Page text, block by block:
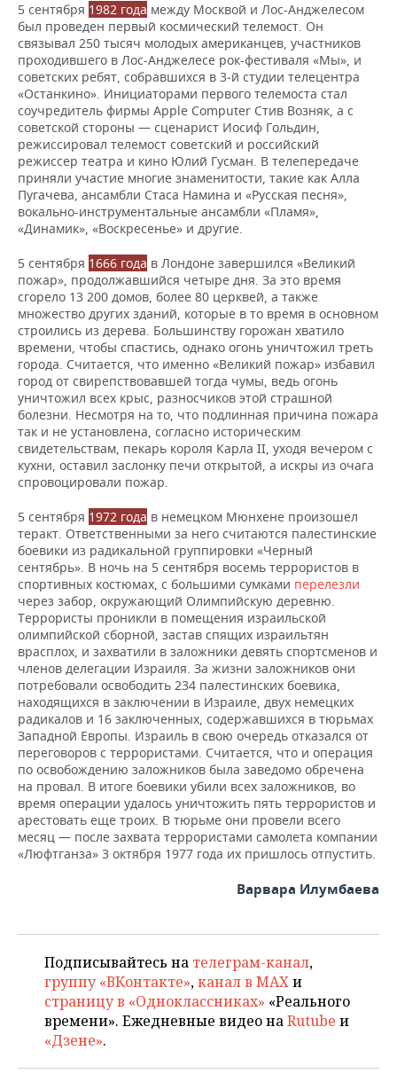
5 сентября 1982 года между Москвой и Лос-Анджелесом
был проведен первый космический телемост. Он
связывал 250 тысяч молодых американцев, участников
проходившего в Лос-Анджелесе рок-фестиваля «Мы», и
советских ребят, собравшихся в 3‑й студии телецентра
«Останкино». Инициаторами первого телемоста стал
соучредитель фирмы Apple Computer Стив Возняк, а с
советской стороны — сценарист Иосиф Гольдин,
режиссировал телемост советский и российский
режиссер театра и кино Юлий Гусман. В телепередаче
приняли участие многие знаменитости, такие как Алла
Пугачева, ансамбли Стаса Намина и «Русская песня»,
вокально-инструментальные ансамбли «Пламя»,
«Динамик», «Воскресенье» и другие.
5 сентября 1666 года в Лондоне завершился «Великий
пожар», продолжавшийся четыре дня. За это время
сгорело 13 200 домов, более 80 церквей, а также
множество других зданий, которые в то время в основном
строились из дерева. Большинству горожан хватило
времени, чтобы спастись, однако огонь уничтожил треть
города. Считается, что именно «Великий пожар» избавил
город от свирепствовавшей тогда чумы, ведь огонь
уничтожил всех крыс, разносчиков этой страшной
болезни. Несмотря на то, что подлинная причина пожара
так и не установлена, согласно историческим
свидетельствам, пекарь короля Карла II, уходя вечером с
кухни, оставил заслонку печи открытой, а искры из очага
спровоцировали пожар.
5 сентября 1972 года в немецком Мюнхене произошел
теракт. Ответственными за него считаются палестинские
боевики из радикальной группировки «Черный
сентябрь». В ночь на 5 сентября восемь террористов в
спортивных костюмах, с большими сумками перелезли
через забор, окружающий Олимпийскую деревню.
Террористы проникли в помещения израильской
олимпийской сборной, застав спящих израильтян
врасплох, и захватили в заложники девять спортсменов и
членов делегации Израиля. За жизни заложников они
потребовали освободить 234 палестинских боевика,
находящихся в заключении в Израиле, двух немецких
радикалов и 16 заключенных, содержавшихся в тюрьмах
Западной Европы. Израиль в свою очередь отказался от
переговоров с террористами. Считается, что и операция
по освобождению заложников была заведомо обречена
на провал. В итоге боевики убили всех заложников, во
время операции удалось уничтожить пять террористов и
арестовать еще троих. В тюрьме они провели всего
месяц — после захвата террористами самолета компании
«Люфтганза» 3 октября 1977 года их пришлось отпустить.
Варвара Илумбаева
Подписывайтесь на телеграм-канал,
группу «ВКонтакте»,канал в MAXи
страницу в «Одноклассниках» «Реального
времени». Ежедневные видео наRutube и
«Дзене».